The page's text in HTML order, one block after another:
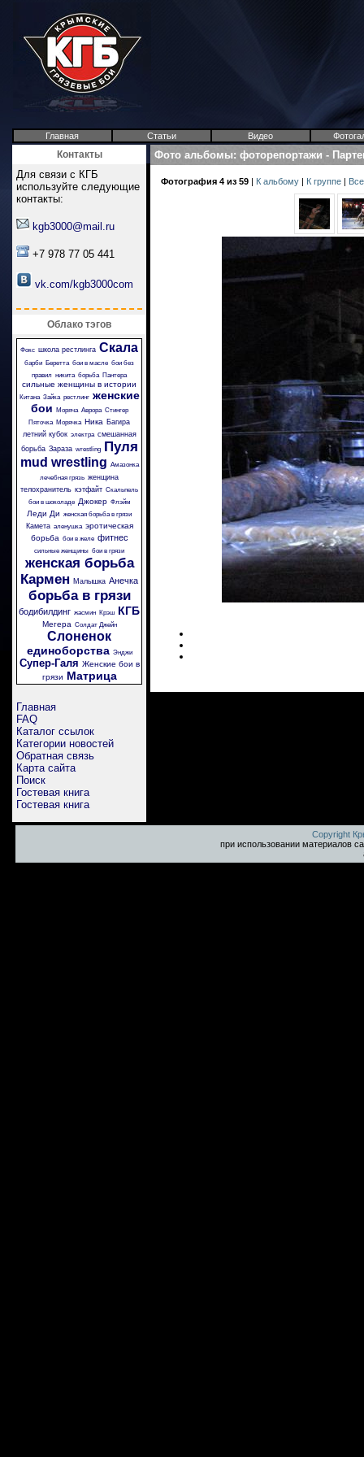
Главная Статьи Видео
Контакты
Для связи с КГБ
используйте следующие
контакты:
kgb3000@mail.ru
+7 978 77 05 441
vk.com/kgb3000com
Облако тэгов
Фокс школа рестлинга Скала
барби Беретта бои в масле бои без
правил никита борьба Пантера
сильные женщины в истории
Китана Зайка рестлинг женские
бои
Моряча Аврора Стингер
Пяточка Морячка Ника Багира
летний кубок электра смешанная
борьба Зараза wrestling Пуля
mud wrestling Амазонка
лечебная грязь женщина
телохранитель кэтфайт Скальпель
бои в шоколаде
Джокер Флэйм
Леди Ди женская борьба в грязи
Камета аленушка эротическая
борьба бои в желе фитнес
сильные женщины бои в грязи
женская борьба
Кармен Малышка Анечка
борьба в грязи
бодибилдинг жасмин Крэш КГБ
Мегера Солдат Джейн
Слоненок
единоборства Энджи
Супер-Галя Женские бои в
грязи Матрица
Главная
FAQ
Каталог ссылок
Категории новостей
Обратная связь
Карта сайта
Поиск
Гостевая книга
Гостевая книга
Фото альбомы: фоторепортажи -
Фотография 4 из 59 | К альбому | К группе |
Copyright
при использовании материалов